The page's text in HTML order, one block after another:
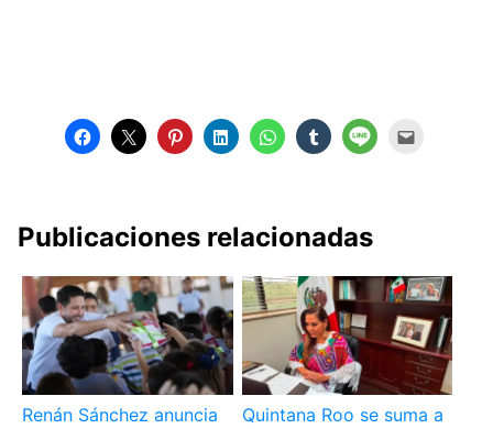
Publicaciones relacionadas
Renán Sánchez anuncia
Quintana Roo se suma a